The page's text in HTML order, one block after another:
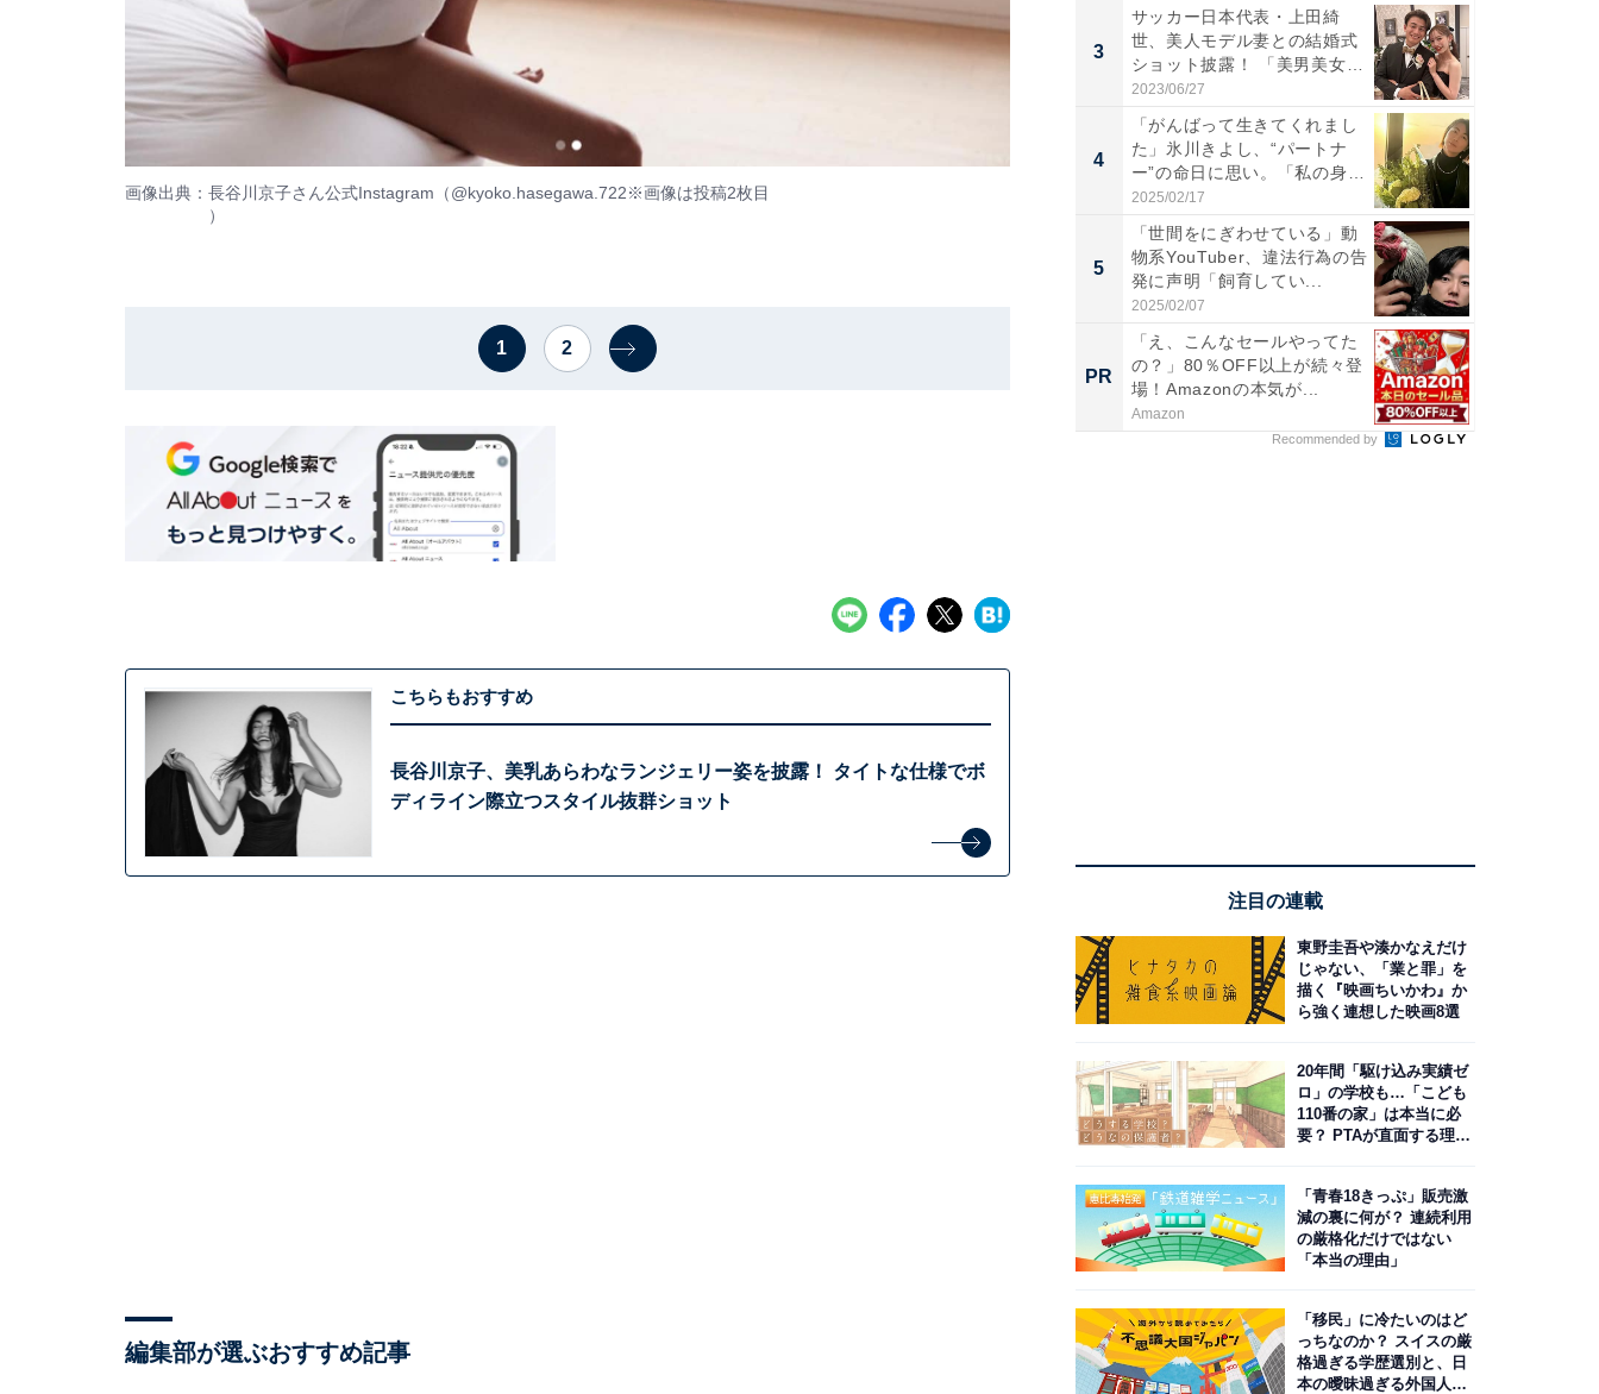
画像出典： 長谷川京子さん公式Instagram（@kyoko.hasegawa.722
）
※画像は投稿2枚目
1 2
こちらもおすすめ
長谷川京子、美乳あらわなランジェリー姿を披露！ タイトな仕様でボ
ディライン際立つスタイル抜群ショット
編集部が選ぶおすすめ記事
3
サッカー日本代表・上田綺
世、美人モデル妻との結婚式
ショット披露！ 「美男美女」
「...
2023/06/27
4
「がんばって生きてくれまし
た」氷川きよし、“パートナ
ー”の命日に思い。「私の身
体...
2025/02/17
5
「世間をにぎわせている」動
物系YouTuber、違法行為の告
発に声明「飼育してい...
2025/02/07
PR
「え、こんなセールやってた
の？」80％OFF以上が続々登
場！Amazonの本気が...
Amazon
Recommended by
注目の連載
東野圭吾や湊かなえだけ
じゃない、「業と罪」を
描く『映画ちいかわ』か
ら強く連想した映画8選
20年間「駆け込み実績ゼ
ロ」の学校も…「こども
110番の家」は本当に必
要？ PTAが直面する理想
「青春18きっぷ」販売激
減の裏に何が？ 連続利用
の厳格化だけではない
「本当の理由」
「移民」に冷たいのはど
っちなのか？ スイスの厳
格過ぎる学歴選別と、日
本の曖昧過ぎる外国人政